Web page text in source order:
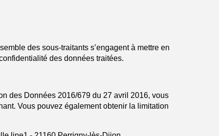
des sous-traitants s’engagent à mettre en
des données traitées.
des Données 2016/679 du 27 avril 2016, vous
Vous pouvez également obtenir la limitation